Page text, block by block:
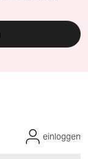
einloggen